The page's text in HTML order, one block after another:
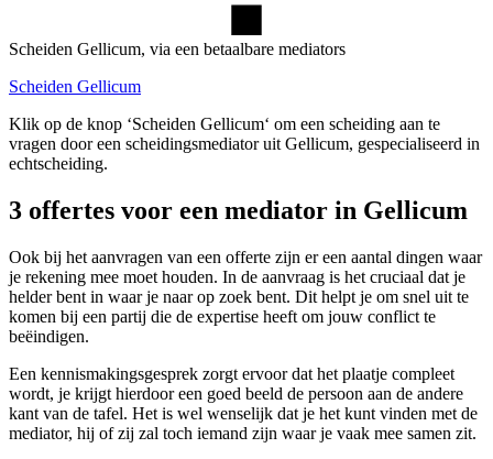
Scheiden Gellicum, via een betaalbare mediators
Scheiden Gellicum
Klik op de knop ‘Scheiden Gellicum‘ om een scheiding aan te
vragen door een scheidingsmediator uit Gellicum, gespecialiseerd in
echtscheiding.
3 offertes voor een mediator in Gellicum
Ook bij het aanvragen van een offerte zijn er een aantal dingen waar
je rekening mee moet houden. In de aanvraag is het cruciaal dat je
helder bent in waar je naar op zoek bent. Dit helpt je om snel uit te
komen bij een partij die de expertise heeft om jouw conflict te
beëindigen.
Een kennismakingsgesprek zorgt ervoor dat het plaatje compleet
wordt, je krijgt hierdoor een goed beeld de persoon aan de andere
kant van de tafel. Het is wel wenselijk dat je het kunt vinden met de
mediator, hij of zij zal toch iemand zijn waar je vaak mee samen zit.